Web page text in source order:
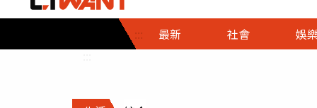
::: 最新 社會
社會首頁
時事
調查
娛樂
娛樂首頁
即時
財經首頁
熱線
政